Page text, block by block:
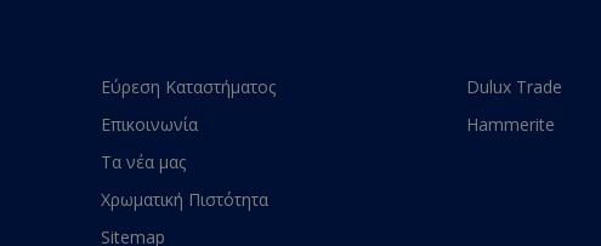
Εύρεση Καταστήματος
Επικοινωνία
Τα νέα μας
Χρωματική Πιστότητα
Sitemap
Dulux Trade
Hammerite